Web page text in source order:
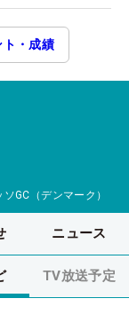
ト・成績
ソGC（デンマーク）
ニュース
TV放送予定